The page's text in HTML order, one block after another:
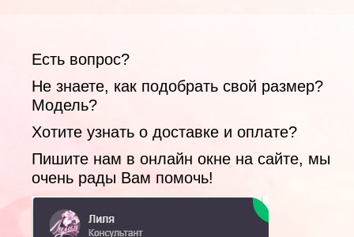
Есть вопрос?
Не знаете, как подобрать свой размер?
Модель?
Хотите узнать о доставке и оплате?
Пишите нам в онлайн окне на сайте, мы
очень рады Вам помочь!